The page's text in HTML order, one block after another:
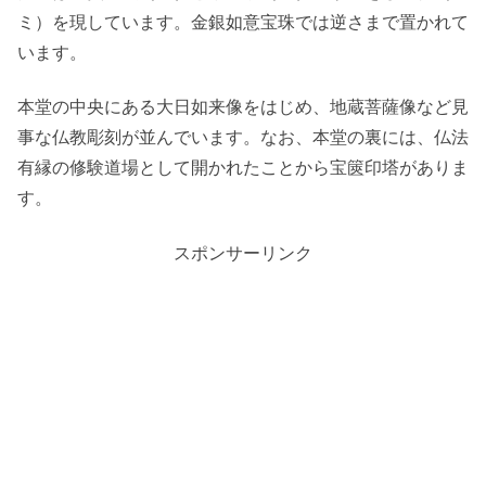
ミ）を現しています。金銀如意宝珠では逆さまで置かれて
います。
本堂の中央にある大日如来像をはじめ、地蔵菩薩像など見
事な仏教彫刻が並んでいます。なお、本堂の裏には、仏法
有縁の修験道場として開かれたことから宝篋印塔がありま
す。
スポンサーリンク